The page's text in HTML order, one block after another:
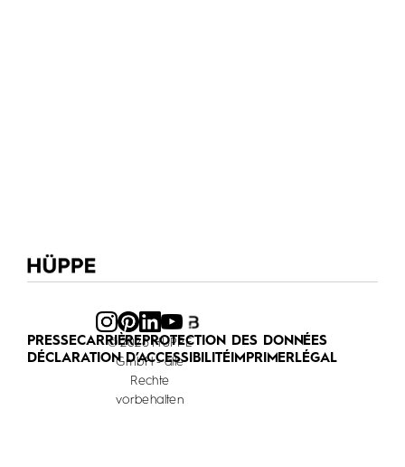
PRESSECARRIÈREPROTECTION DES DONNÉES
DÉCLARATION D’ACCESSIBILITÉIMPRIMERLÉGAL
© 2026 HÜPPE
GmbH - alle
Rechte
vorbehalten